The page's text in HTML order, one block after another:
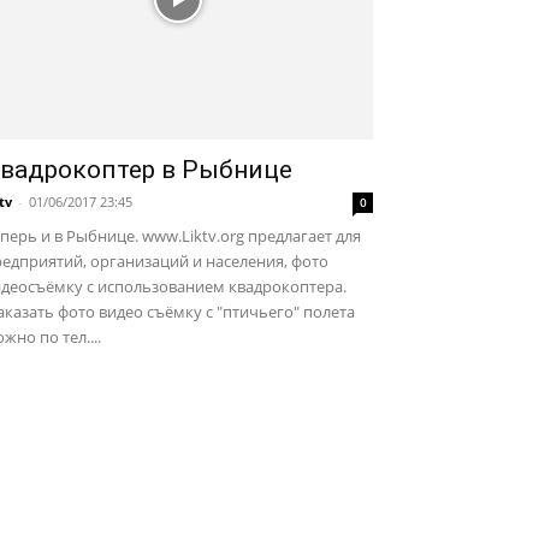
в Рыбнице
- 01/06/2017 23:45 0
и в Рыбнице. www.Liktv.org предлагает для
организаций и населения, фото
с использованием квадрокоптера.
фото видео съёмку с "птичьего" полета
по тел....